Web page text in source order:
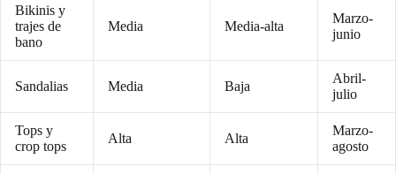
Bikinis y
trajes de
bano
Media Media-alta
Marzo-
junio
Sandalias Media Baja
Abril-
julio
Tops y
crop tops
Alta Alta
Marzo-
agosto